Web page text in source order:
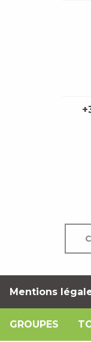
Mentions
GROUPES